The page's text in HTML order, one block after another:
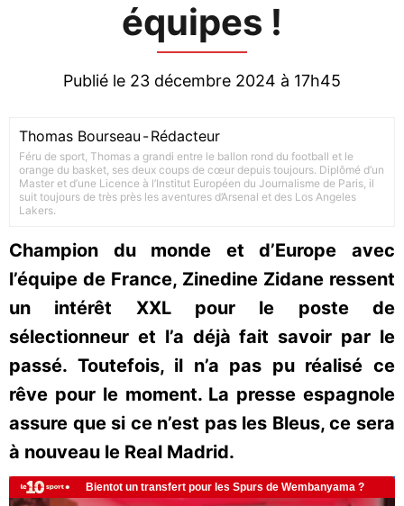
équipes !
Publié le 23 décembre 2024 à 17h45
Thomas Bourseau -Rédacteur
Féru de sport, Thomas a grandi entre le ballon rond du football et le
orange du basket, ses deux coups de cœur depuis toujours. Diplômé d’un
Master et d’une Licence à l’Institut Européen du Journalisme de Paris, il
suit toujours de très près les aventures d’Arsenal et des Los Angeles
Lakers.
Champion du monde et d’Europe avec
l’équipe de France, Zinedine Zidane ressent
un intérêt XXL pour le poste de
sélectionneur et l’a déjà fait savoir par le
passé. Toutefois, il n’a pas pu réalisé ce
rêve pour le moment. La presse espagnole
assure que si ce n’est pas les Bleus, ce sera
à nouveau le Real Madrid.